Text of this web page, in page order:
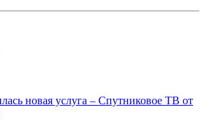
новая услуга – Спутниковое ТВ от